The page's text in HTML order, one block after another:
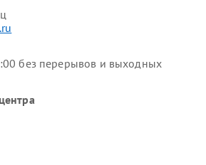
без перерывов и выходных